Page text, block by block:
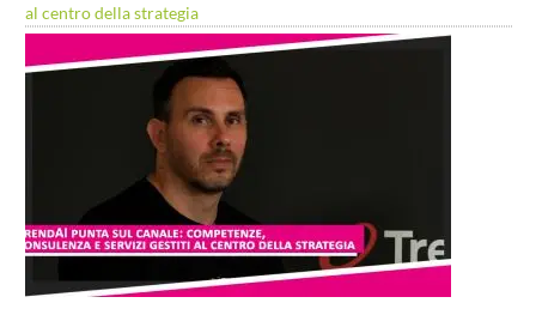
al centro della strategia